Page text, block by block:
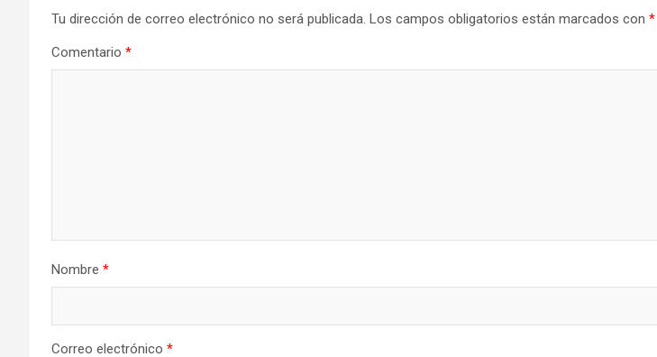
Tu dirección de correo electrónico no será publicada. Los campos obligatorios están marcados con *
Comentario *
Nombre *
Correo electrónico *